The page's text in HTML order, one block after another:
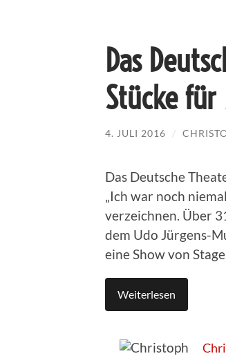
Das
Stücke
4. JULI 2016 /
Das Deutsche
„Ich war noch
verzeichnen. Über
dem Udo Jürgens-
eine Show von
Weiterlesen